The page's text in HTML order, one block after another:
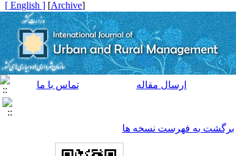
[
Archive
]
[ English ]
ارسال مقاله تماس با ما
برگشت به فهرست نسخه ها